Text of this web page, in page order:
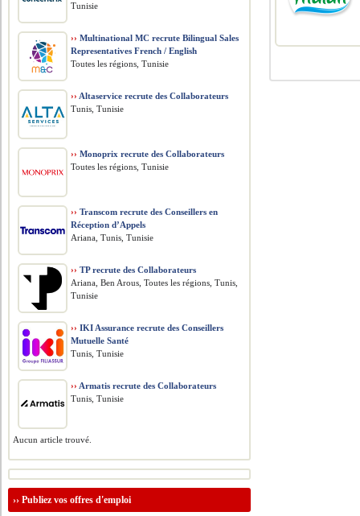
Tunisie
›› Multinational MC recrute Bilingual Sales
Representatives French / English
Toutes les régions, Tunisie
›› Altaservice recrute des Collaborateurs
Tunis, Tunisie
›› Monoprix recrute des Collaborateurs
Toutes les régions, Tunisie
›› Transcom recrute des Conseillers en
Réception d’Appels
Ariana, Tunis, Tunisie
›› TP recrute des Collaborateurs
Ariana, Ben Arous, Toutes les régions, Tunis,
Tunisie
›› IKI Assurance recrute des Conseillers
Mutuelle Santé
Tunis, Tunisie
›› Armatis recrute des Collaborateurs
Tunis, Tunisie
Aucun article trouvé.
››Publiez vos offres d'emploi